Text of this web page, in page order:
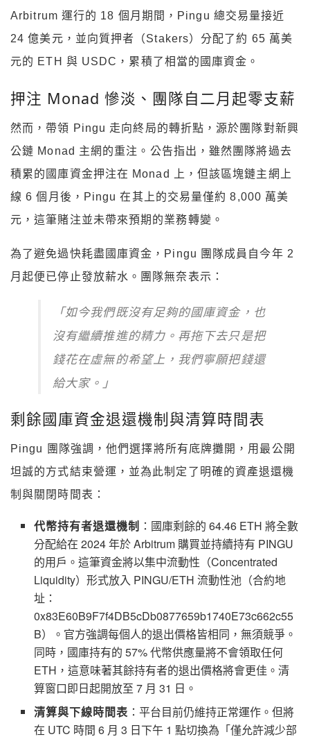
Arbitrum 運行的 18 個月期間，Pingu 總交易量接近
24 億美元，並向質押者（Stakers）分配了約 65 萬美
元的 ETH 與 USDC，累積了相當的國庫資金。
押注 Monad 慘淡、團隊自二月起零支薪
然而，帶領 Pingu 走向終局的轉折點，源於團隊對新興
公鏈 Monad 主網的重注。公告指出，雖然團隊將過去
積累的國庫資金押注在 Monad 上，但該區塊鏈主網上
線 6 個月後，Pingu 在其上的交易量僅約 8,000 萬美
元，這筆賭注並未帶來預期的業務轉變。
為了避免過快耗盡國庫資金，Pingu 團隊成員自今年 2
月起便已停止發放薪水。團隊無奈表示：
「如今我們既沒有足夠的國庫資金，也
沒有繼續推進的精力。再拖下去只是把
錢花在虛無的希望上，我們寧願把錢還
給大家。」
剩餘國庫資金退還機制與清算時間表
Pingu 團隊強調，他們選擇將所有底牌攤開，用最公開
坦誠的方式結束營運，並為此制定了明確的資產退還機
制與關閉時間表：
代幣持有者退還機制 ：國庫剩餘的 64.46 ETH 將全數
分配給在 2024 年於 Arbitrum 購買並持續持有 PINGU
的用戶。這筆資金將以集中流動性（Concentrated
Liquidity）形式放入 PINGU/ETH 流動性池（合約地
址：
0x83E60B9F7f4DB5cDb0877659b1740E73c662c55
B）。官方強調每個人的退出價格皆相同，無須競爭。
同時，國庫持有的 57% 代幣供應量將不會領取任何
ETH，這意味著其餘持有者的退出價格將會更佳。清
算窗口即日起開放至 7 月 31 日。
清算與下線時間表 ：平台目前仍維持正常運作。但將
在 UTC 時間 6 月 3 日下午 1 點切換為「僅允許減少部